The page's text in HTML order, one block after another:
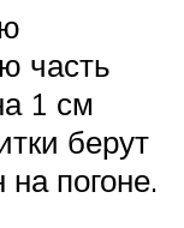
часть
1 см
берут
погоне.